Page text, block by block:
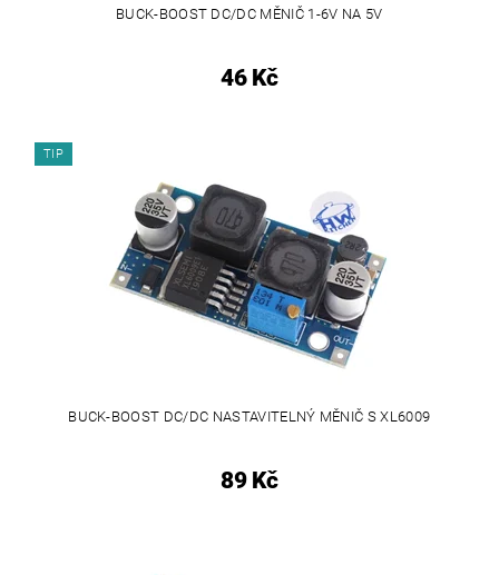
BUCK-BOOST DC/DC MĚNIČ 1-6V NA 5V
46 Kč
TIP
BUCK-BOOST DC/DC NASTAVITELNÝ MĚNIČ S XL6009
89 Kč